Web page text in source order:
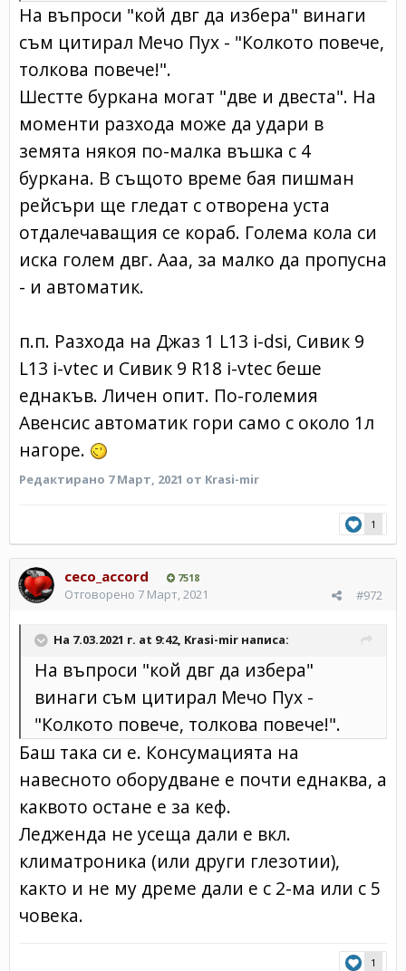
На въпроси "кой двг да избера" винаги
съм цитирал Мечо Пух - "Колкото повече,
толкова повече!".
Шестте буркана могат "две и двеста". На
моменти разхода може да удари в
земята някоя по-малка въшка с 4
буркана. В същото време бая пишман
рейсъри ще гледат с отворена уста
отдалечаващия се кораб. Голема кола си
иска голем двг. Ааа, за малко да пропусна
- и автоматик.
п.п. Разхода на Джаз 1 L13 i-dsi, Сивик 9
L13 i-vtec и Сивик 9 R18 i-vtec беше
еднакъв. Личен опит. По-големия
Авенсис автоматик гори само с около 1л
нагоре.
Редактирано 7 Март, 2021 от Krasi-mir
1
ceco_accord 7518
#972
Отговорено 7 Март, 2021
На 7.03.2021 г. at 9:42, Krasi-mir написа:
На въпроси "кой двг да избера"
винаги съм цитирал Мечо Пух -
"Колкото повече, толкова повече!".
Баш така си е. Консумацията на
навесното оборудване е почти еднаква, а
каквото остане е за кеф.
Ледженда не усеща дали е вкл.
климатроника (или други глезотии),
както и не му дреме дали е с 2-ма или с 5
човека.
1